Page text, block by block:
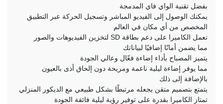
بفضل تقنية الواي فاي المدمجة
يمكنك الوصول إلى الفيديو المباشر وتسجيل الحركة عبر التطبيق
المخصص من أي مكان في العالم
تعمل الكاميرا على دعم بطاقة SD لتخزين الفيديوهات والصور
مما يضمن أمانًا إضافيًا لبياناتك
يتميز المصباح بأداء إضاءة فعّال وعالي الجودة
مما يوفر إضاءة ليلية ناعمة ومريحة دون إلحاق أذى بالعيون
بالإضافة إلى ذلك
يتمتع بتصميم متقن يجعله مرتبطًا بشكل طبيعي مع الديكور المنزلي
تمتاز الكاميرا بقدرة على توفير رؤية ليلية فائقة الجودة